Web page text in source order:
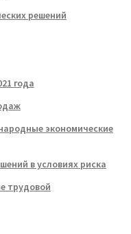
решений
года
экономические
в условиях риска
трудовой